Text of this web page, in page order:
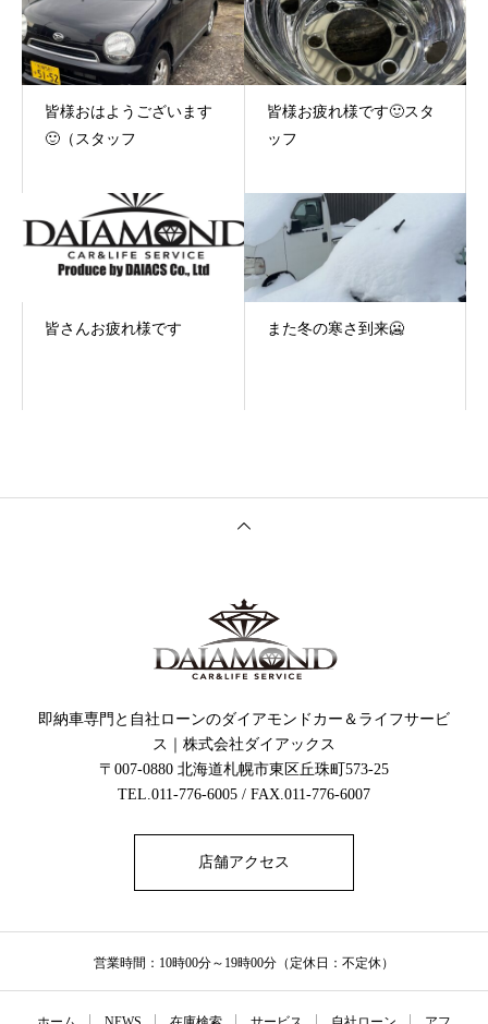
皆様おはようございます
🙂（スタッフ
皆様お疲れ様です🙂スタ
ッフ
皆さんお疲れ様です また冬の寒さ到来🥶
即納車専門と自社ローンのダイアモンドカー＆ライフサービ
ス｜株式会社ダイアックス
〒007-0880 北海道札幌市東区丘珠町573-25
TEL.011-776-6005 / FAX.011-776-6007
店舗アクセス
営業時間：10時00分～19時00分（定休日：不定休）